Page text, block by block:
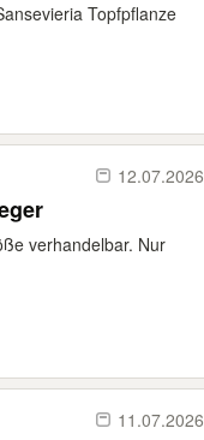
Topfpflanze
12.07.2026
verhandelbar. Nur
11.07.2026